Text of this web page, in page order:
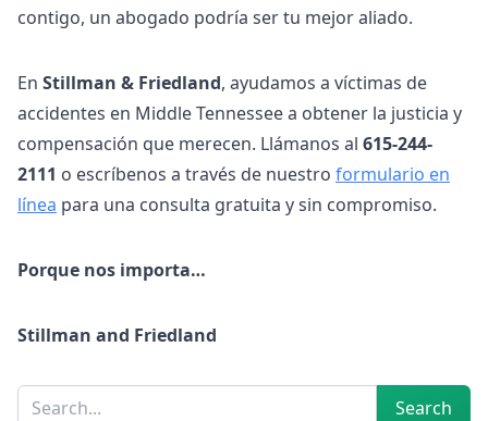
contigo, un abogado podría ser tu mejor aliado.
En Stillman & Friedland, ayudamos a víctimas de
accidentes en Middle Tennessee a obtener la justicia y
compensación que merecen. Llámanos al 615-244-
2111 o escríbenos a través de nuestro formulario en
línea para una consulta gratuita y sin compromiso.
Porque nos importa…
Stillman and Friedland
Sidebar
Search Search